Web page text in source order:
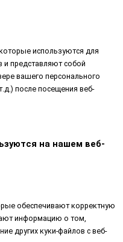
используются для
и представляют собой
вашего персонального
после посещения веб-
на нашем веб-
обеспечивают корректную
информацию о том,
других куки-файлов с веб-